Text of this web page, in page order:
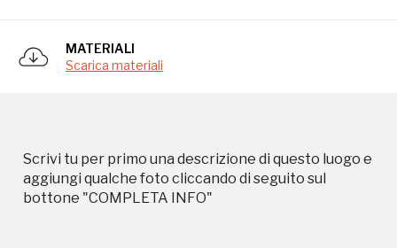
MATERIALI
Scarica materiali
Scrivi tu per primo una descrizione di questo luogo e
aggiungi qualche foto cliccando di seguito sul
bottone "COMPLETA INFO"
Storico campagne in questo
I Luoghi del Cuore